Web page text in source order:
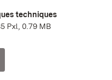
techniques
Pxl, 0.79 MB